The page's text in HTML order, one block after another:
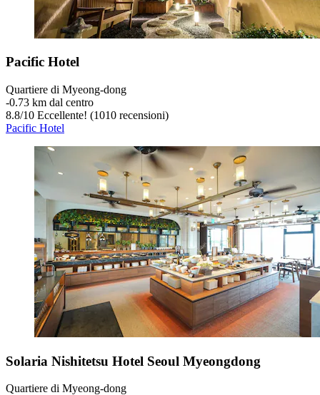
Pacific Hotel
Quartiere di Myeong-dong
‐0.73 km dal centro
8.8/10 Eccellente! (1010 recensioni)
Pacific Hotel
Solaria Nishitetsu Hotel Seoul Myeongdong
Quartiere di Myeong-dong